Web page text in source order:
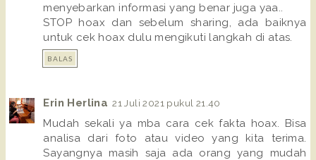
menyebarkan informasi yang benar juga yaa..
STOP hoax dan sebelum sharing, ada baiknya
untuk cek hoax dulu mengikuti langkah di atas.
BALAS
Erin Herlina 21 Juli 2021 pukul 21.40
Mudah sekali ya mba cara cek fakta hoax. Bisa
analisa dari foto atau video yang kita terima.
Sayangnya masih saja ada orang yang mudah